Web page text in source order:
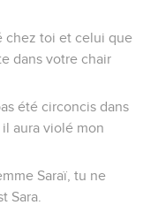
chez toi et celui que
dans votre chair
été circoncis dans
aura violé mon
Saraï, tu ne
Sara.